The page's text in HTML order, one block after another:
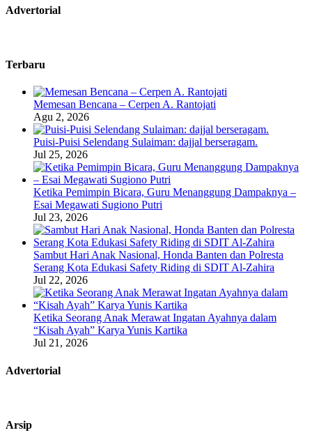
Advertorial
Terbaru
Memesan Bencana – Cerpen A. Rantojati
Agu 2, 2026
Puisi-Puisi Selendang Sulaiman: dajjal berseragam.
Jul 25, 2026
Ketika Pemimpin Bicara, Guru Menanggung Dampaknya –
Esai Megawati Sugiono Putri
Jul 23, 2026
Sambut Hari Anak Nasional, Honda Banten dan Polresta
Serang Kota Edukasi Safety Riding di SDIT Al-Zahira
Jul 22, 2026
Ketika Seorang Anak Merawat Ingatan Ayahnya dalam
“Kisah Ayah” Karya Yunis Kartika
Jul 21, 2026
Advertorial
Arsip